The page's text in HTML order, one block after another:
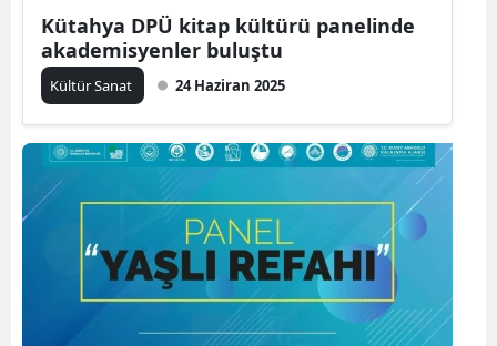
Kütahya DPÜ kitap kültürü panelinde
akademisyenler buluştu
Kültür Sanat 24 Haziran 2025